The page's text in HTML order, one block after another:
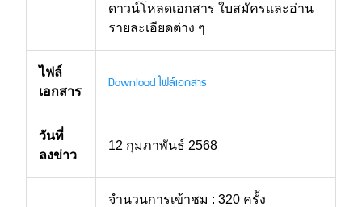
ดาวน์โหลดเอกสาร ใบสมัครและอ่าน
รายละเอียดต่าง ๆ
ไฟล์
เอกสาร
Download ไฟล์เอกสาร
วันที่
ลงข่าว
12 กุมภาพันธ์ 2568
จำนวนการเข้าชม : 320 ครั้ง